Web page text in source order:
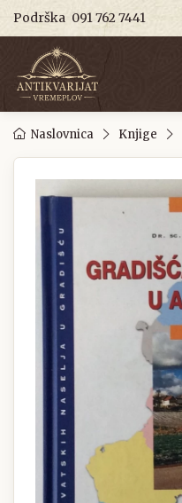
Podrška 091 762 7441
Naslovnica Knjige